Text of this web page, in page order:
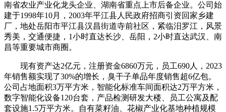
南省农业产业化龙头企业、湖南省重点上市后备企业。公司始
建于1998年10月，2003年平江县人民政府招商引资回家乡建
厂，地处岳阳市平江县汉昌街道寺前社区，紧临汨罗江，风景
秀美，交通便捷，1小时直达长沙、岳阳，2小时直达武汉、南
昌等重要城市商圈。
现有资产达2亿元，注册资金6860万元，员工690人，2023
年销售额实现了30%的增长，臭干子单品年度销售超6亿包。
公司占地面积3万平方米，智能化标准车间面积达2万平方米，
数字智能化设备120台套，产品检测研发大楼、员工公寓及配
套设施1.5万平方米。自有菜籽油、花椒产业化基地种植规模